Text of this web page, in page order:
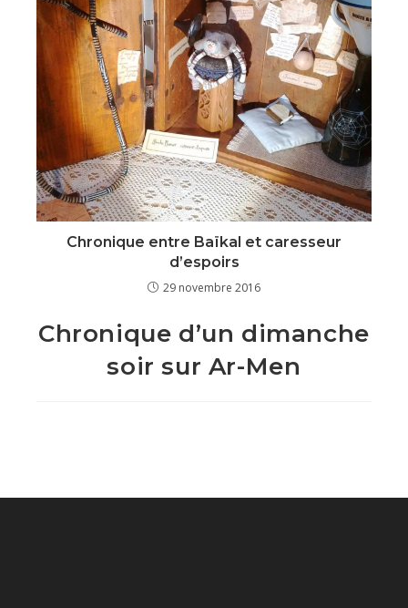
Chronique entre Baïkal et caresseur
d’espoirs
29 novembre 2016
Chronique d’un dimanche
soir sur Ar-Men